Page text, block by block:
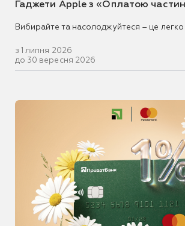
Гаджети Apple з «Оплатою
Вибирайте та насолоджуйтеся – це легко
з 1 липня 2026
до 30 вересня 2026